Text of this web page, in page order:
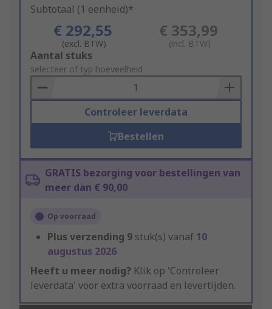
Subtotaal (1 eenheid)*
€ 292,55
(excl. BTW)
€ 353,99
(incl. BTW)
Add
to
Basket
Aantal stuks
selecteer of typ hoeveelheid
Controleer leverdata
Bestellen
GRATIS bezorging voor bestellingen van
meer dan € 90,00
Op voorraad
Plus verzending 9 stuk(s) vanaf 10
augustus 2026
Heeft u meer nodig? Klik op 'Controleer
leverdata' voor extra voorraad en levertijden.